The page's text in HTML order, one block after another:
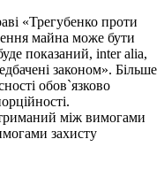
«Трегубенко проти
майна може бути
показаний, inter alia,
законом». Більше
обов`язково
між вимогами
захисту